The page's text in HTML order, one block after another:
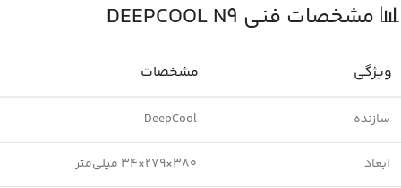
📊 مشخصات فنی DEEPCOOL N9
ویژگی مشخصات
سازنده DeepCool
ابعاد 380×279×34 میلی‌متر